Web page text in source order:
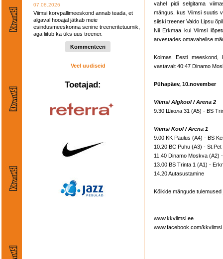
07.08.2026
Viimsi korvpallimeeskond annab teada, et
algaval hooajal jätkab meie
esindusmeeskonna senine treeneritetuumik,
aga liitub ka üks uus treener.
Kommenteeri
Veel uudiseid
Toetajad:
vahel pidi selgitama
mängus, kus Viimsi suutis
siiski treener Valdo Lipsu
Nii Erkmaa kui Viimsi
arvestades omavahelise
Kolmas Eesti
vastavalt 40:47 Dinamo
Pühapäev, 10.november
Viimsi Algkool / Arena 2
9.30 Школа 31 (A5) - BS
Viimsi Kool / Arena 1
9.00 KK Paulus (A4) - BS
10.20 BC Puhu (A3) -
11.40 Dinamo Moskva (A2)
13.00 BS Trinta 1 (A1) -
14.20 Autasustamine
Kõikide mängude
www.kkviimsi.ee
www.facebook.com/kkviimsi